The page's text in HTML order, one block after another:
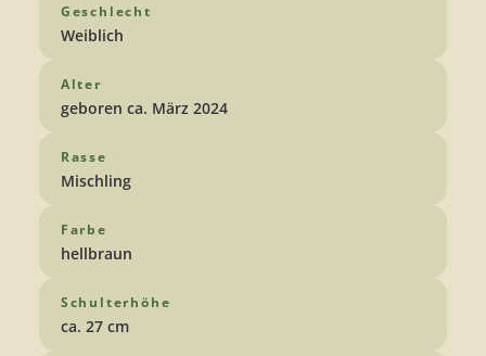
Geschlecht
Weiblich
Alter
geboren ca. März 2024
Rasse
Mischling
Farbe
hellbraun
Schulterhöhe
ca. 27 cm